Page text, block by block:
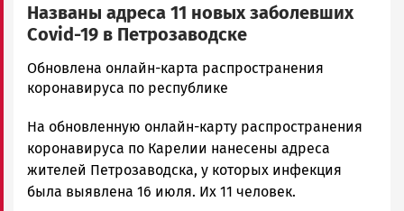
Названы адреса 11 новых заболевших
Covid-19 в Петрозаводске
Алексей
Смирнов
Петрозаводска
и
Карелии
|
Обновлена онлайн-карта распространения
коронавируса по республике
На обновленную онлайн-карту распространения
коронавируса по Карелии нанесены адреса
жителей Петрозаводска, у которых инфекция
была выявлена 16 июля. Их 11 человек.